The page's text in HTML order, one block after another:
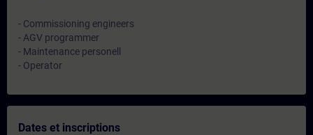
- Commissioning engineers
- AGV programmer
- Maintenance personell
- Operator
Dates et inscriptions